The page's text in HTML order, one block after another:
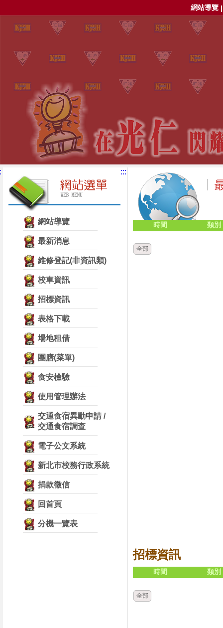
網站導覽
網站導覽
最新消息
維修登記(非資訊類)
校車資訊
招標資訊
表格下載
場地租借
團膳(菜單)
食安檢驗
使用管理辦法
交通食宿異動申請 /
交通食宿調查
電子公文系統
新北市校務行政系統
捐款徵信
回首頁
分機一覽表
:::
時間 類別
全部
招標資訊
時間 類別
全部